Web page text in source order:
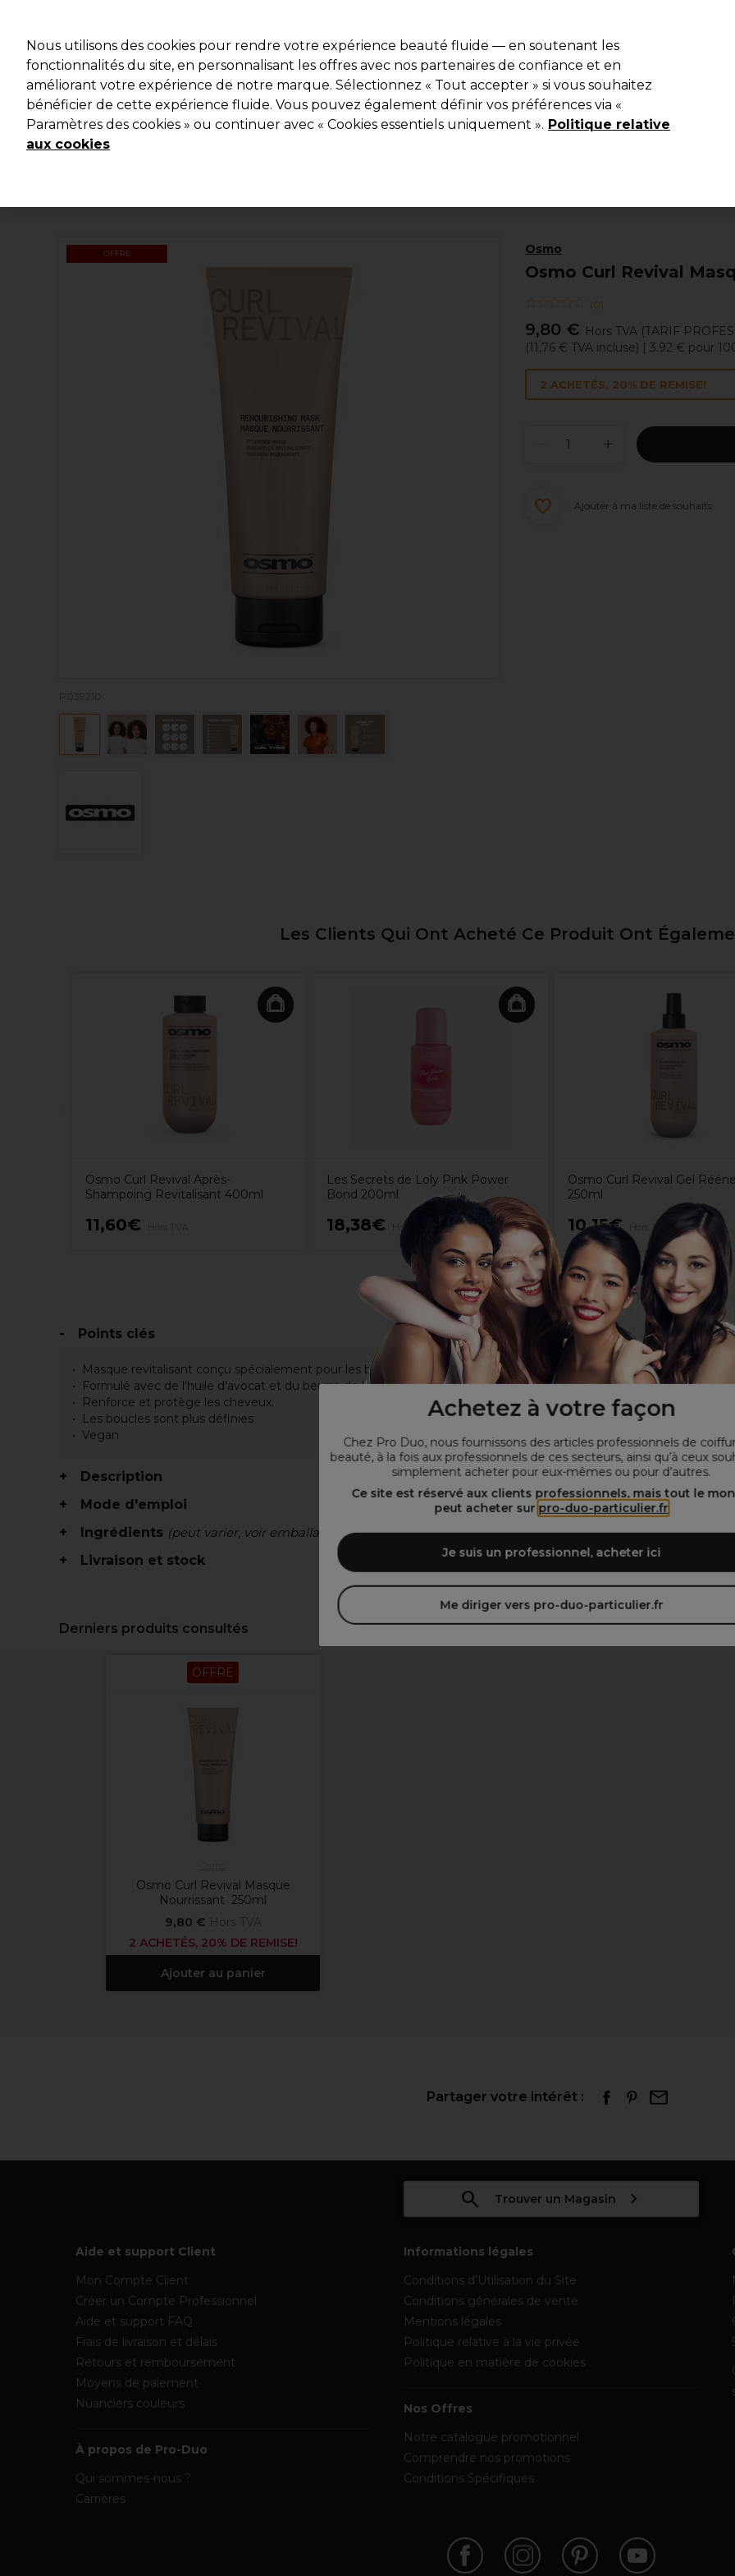
Achetez à votre façon
Chez Pro Duo, nous fournissons des articles professionnels de
beauté, à la fois aux professionnels de ces secteurs, ainsi qu’à ceux
simplement acheter pour eux-mêmes ou pour d’autres.
Ce site est réservé aux clients professionnels, mais tout le
peut acheter sur pro-duo-particulier.fr
Je suis un professionnel, acheter ici
Me diriger vers pro-duo-particulier.fr
Rechercher
Marques
Bons plans Coiffure Electro et Matériel Equipement de salon Beauté Hommes
Livraison et délais
Osmo
Osmo Curl Revival
(0)
9,80 € Hors TVA (TARIF
(11,76 € TVA incluse) | 3.92 € pour
OFFRE
P039210
2 ACHETÉS, 20% DE REMISE!
Ajouter à ma liste de souhaits
Les Clients Qui Ont Acheté Ce Produit Ont
Osmo Curl Revival Après-
Shampoing Revitalisant 400ml
11,60€
Les Secrets de Loly Pink Power
Bond 200ml
18,38€ Hors TVA
Osmo Curl Revival Gel
250ml
10,15€ Hors TVA
Points clés
Masque revitalisant conçu spécialement pour les boucles
Formulé avec de l'huile d'avocat et du beurre de karité
Renforce et protège les cheveux.
Les boucles sont plus définies
Vegan
Description
Mode d'emploi
Ingrédients (peut varier, voir emballage)
Livraison et stock
Derniers produits consultés
OFFRE
Osmo Curl Revival Masque
Nourrissant 250ml
9,80 € Hors TVA
2 ACHETÉS, 20% DE REMISE!
Ajouter au panier
Partager votre intérêt :
Trouver un Magasin
Aide et support Client
Mon Compte Client
Créer un Compte Professionnel
Aide et support FAQ
Frais de livraison et délais
Retours et remboursement
Moyens de paiement
Nuanciers couleurs
À propos de Pro-Duo
Qui sommes-nous ?
Carrières
Informations légales
Conditions d’Utilisation du Site
Conditions générales de vente
Mentions légales
Politique relative à la vie privée
Politique en matière de cookies
Nos Offres
Notre catalogue promotionnel
Comprendre nos promotions
Conditions Spécifiques
Nous utilisons des cookies pour rendre votre expérience beauté fluide — en soutenant les
fonctionnalités du site, en personnalisant les offres avec nos partenaires de confiance et en
améliorant votre expérience de notre marque. Sélectionnez « Tout accepter » si vous souhaitez
bénéficier de cette expérience fluide. Vous pouvez également définir vos préférences via «
Paramètres des cookies » ou continuer avec « Cookies essentiels uniquement ». Politique relative
aux cookies